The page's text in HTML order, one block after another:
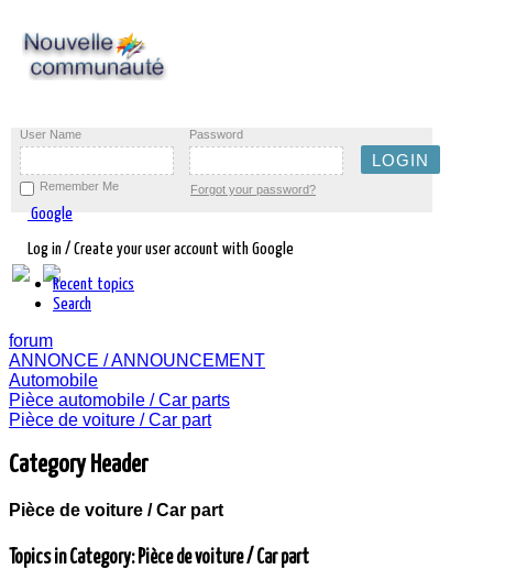
User Name Password
Remember Me Forgot your password?
Google
Log in / Create your user account with Google
Recent topics
Search
forum
ANNONCE / ANNOUNCEMENT
Automobile
Pièce automobile / Car parts
Pièce de voiture / Car part
Category Header
Pièce de voiture / Car part
Topics in Category: Pièce de voiture / Car part